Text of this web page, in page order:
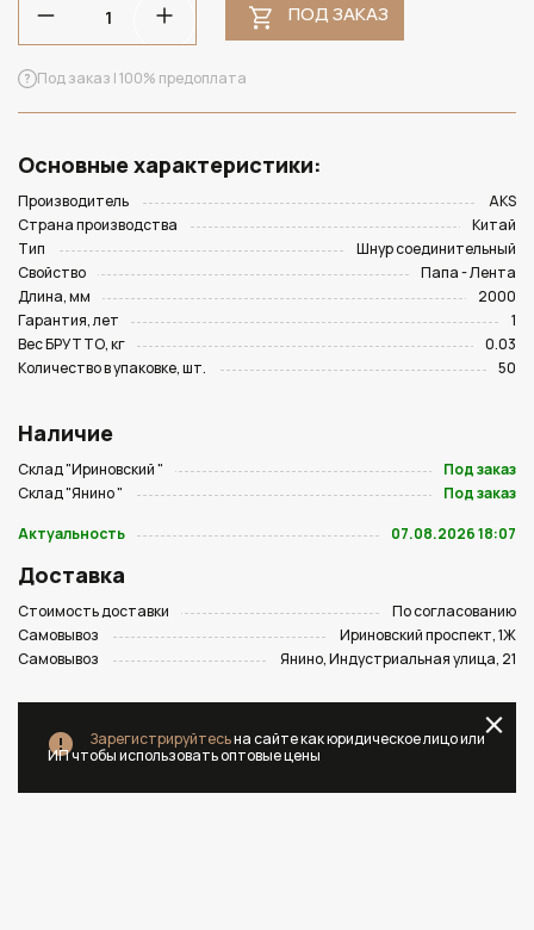
ПОД ЗАКАЗ
Под заказ | 100% предоплата
Основные характеристики:
Производитель
AKS
Страна производства
Китай
Тип
Шнур соединительный
Свойство
Папа - Лента
Длина, мм
2000
Гарантия, лет
1
Вес БРУТТО, кг
0.03
Количество в упаковке, шт.
50
Наличие
Склад "Ириновский "
Под заказ
Склад "Янино "
Под заказ
Актуальность
07.08.2026 18:07
Доставка
Стоимость доставки
По согласованию
Самовывоз
Ириновский проспект, 1Ж
Самовывоз
Янино, Индустриальная улица, 21
Зарегистрируйтесьна сайте как юридическое лицо или
ИП чтобы использовать оптовые цены